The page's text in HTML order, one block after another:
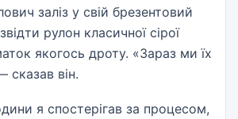
заліз у свій брезентовий
рулон класичної сірої
якогось дроту. «Зараз ми їх
він.
я спостерігав за процесом,